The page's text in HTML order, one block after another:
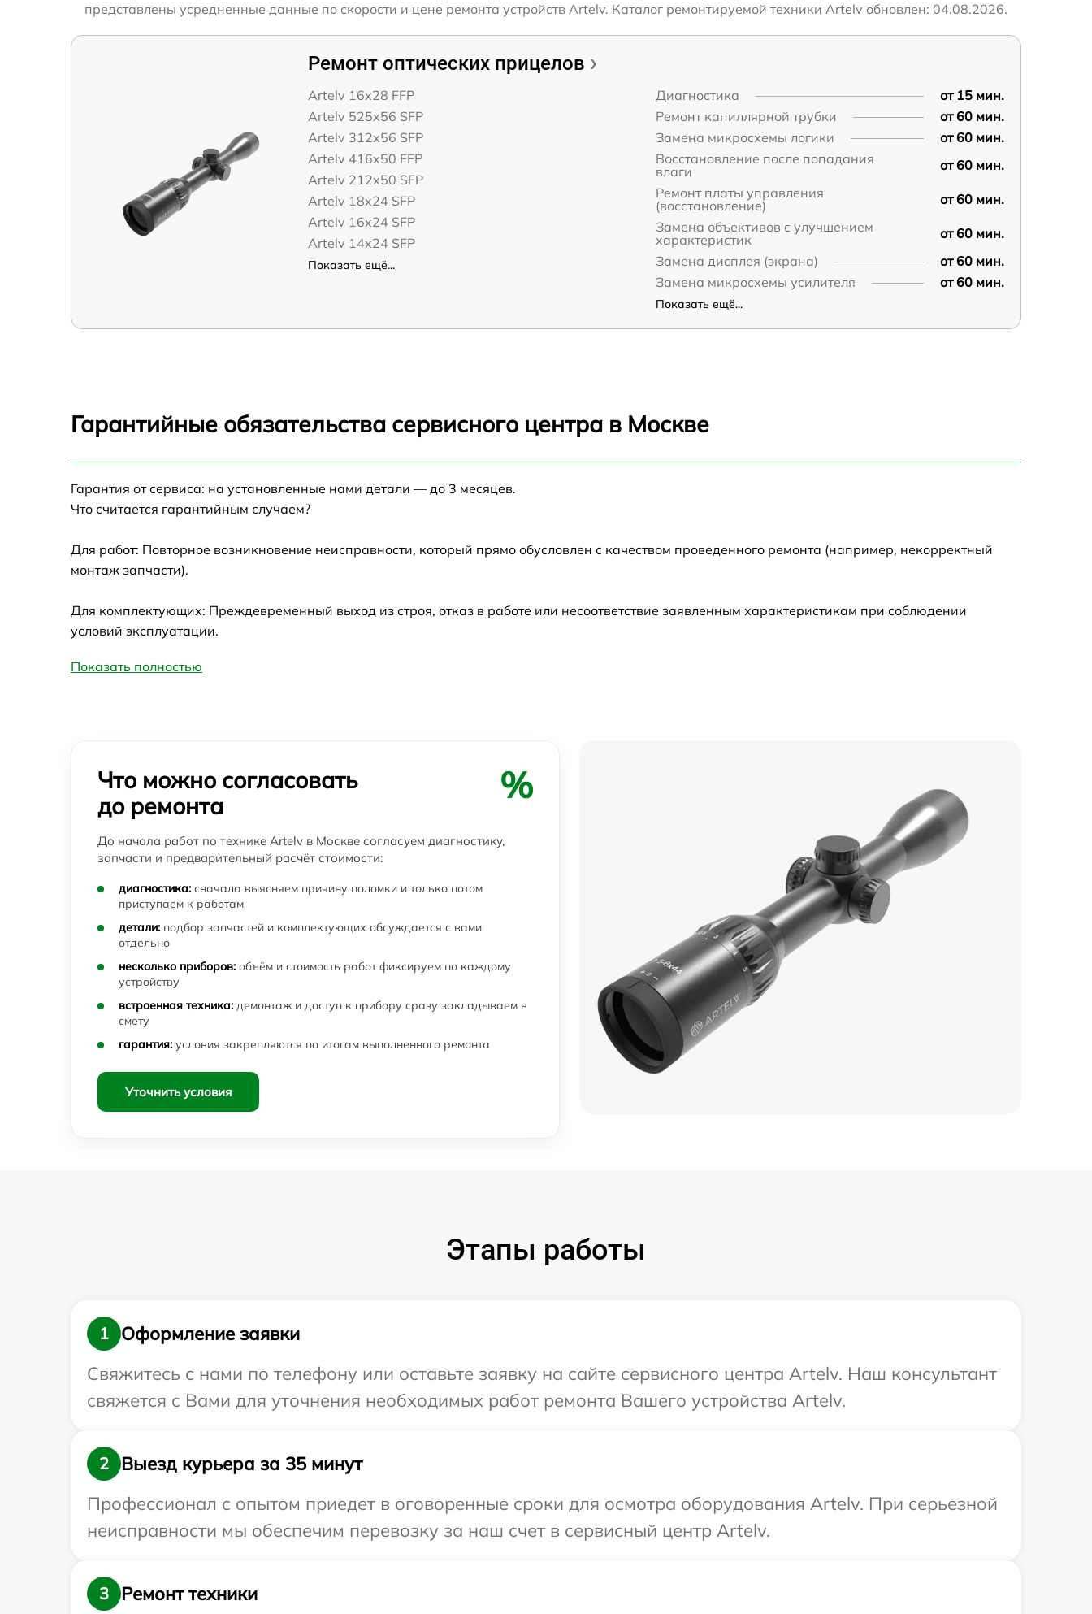
представлены усредненные данные по скорости и цене ремонта устройств Artelv. Каталог ремонтируемой техники Artelv обновлен: 04.08.2026.
Ремонт оптических прицелов
Artelv 16x28 FFP
Artelv 525x56 SFP
Artelv 312x56 SFP
Artelv 416x50 FFP
Artelv 212x50 SFP
Artelv 18x24 SFP
Artelv 16x24 SFP
Artelv 14x24 SFP
Показать ещё...
Диагностика
от 15 мин.
Ремонт капиллярной трубки
от 60 мин.
Замена микросхемы логики
от 60 мин.
Восстановление после попадания
влаги
от 60 мин.
Ремонт платы управления
(восстановление)
от 60 мин.
Замена объективов с улучшением
характеристик
от 60 мин.
Замена дисплея (экрана)
от 60 мин.
Замена микросхемы усилителя
от 60 мин.
Показать ещё...
Гарантийные обязательства сервисного центра в Москве
Гарантия от сервиса: на установленные нами детали — до 3 месяцев.
Что считается гарантийным случаем?
Для работ: Повторное возникновение неисправности, который прямо обусловлен с качеством проведенного ремонта (например, некорректный
монтаж запчасти).
Для комплектующих: Преждевременный выход из строя, отказ в работе или несоответствие заявленным характеристикам при соблюдении
условий эксплуатации.
Показать полностью
Что можно согласовать
до ремонта
%
До начала работ по технике Artelv в Москве согласуем диагностику,
запчасти и предварительный расчёт стоимости:
диагностика: сначала выясняем причину поломки и только потом
приступаем к работам
детали: подбор запчастей и комплектующих обсуждается с вами
отдельно
несколько приборов: объём и стоимость работ фиксируем по каждому
устройству
встроенная техника: демонтаж и доступ к прибору сразу закладываем в
смету
гарантия: условия закрепляются по итогам выполненного ремонта
Уточнить условия
Этапы работы
1
Оформление заявки
Свяжитесь с нами по телефону или оставьте заявку на сайте сервисного центра Artelv. Наш консультант
свяжется с Вами для уточнения необходимых работ ремонта Вашего устройства Artelv.
2
Выезд курьера за 35 минут
Профессионал с опытом приедет в оговоренные сроки для осмотра оборудования Artelv. При серьезной
неисправности мы обеспечим перевозку за наш счет в сервисный центр Artelv.
3 Ремонт техники